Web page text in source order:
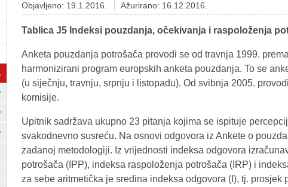
Objavljeno: 19.1.2016. Ažurirano: 16.12.2016.
Tablica J5 Indeksi pouzdanja, očekivanja i raspoloženja
Anketa pouzdanja potrošača provodi se od travnja 1999.
harmonizirani program europskih anketa pouzdanja. To se
(u siječnju, travnju, srpnju i listopadu). Od svibnja 2005.
komisije.
Upitnik sadržava ukupno 23 pitanja kojima se ispituje
svakodnevno susreću. Na osnovi odgovora iz Ankete o
zadanoj metodologiji. Iz vrijednosti indeksa odgovora
potrošača (IPP), indeksa raspoloženja potrošača (IRP) i
za sebe aritmetička je sredina indeksa odgovora (I), tj.